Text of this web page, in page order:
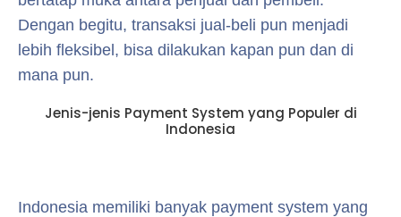
Dengan begitu, transaksi jual-beli pun menjadi
lebih fleksibel, bisa dilakukan kapan pun dan di
mana pun.
Jenis-jenis Payment System yang Populer di
Indonesia
Indonesia memiliki banyak payment system yang